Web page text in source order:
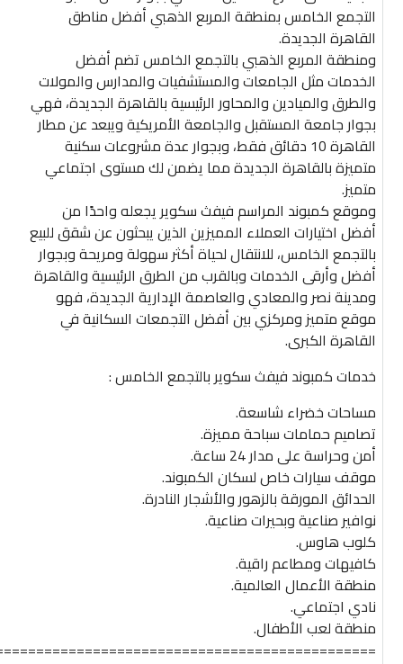
التجمع الخامس بمنطقة المربع الذهبي أفضل مناطق
القاهرة الجديدة.
ومنطقة المربع الذهبي بالتجمع الخامس تضم أفضل
الخدمات مثل الجامعات والمستشفيات والمدارس والمولات
والطرق والميادين والمحاور الرئيسية بالقاهرة الجديدة، فهي
بجوار جامعة المستقبل والجامعة الأمريكية ويبعد عن مطار
القاهرة 10 دقائق فقط، وبجوار عدة مشروعات سكنية
متميزة بالقاهرة الجديدة مما يضمن لك مستوى اجتماعي
متميز.
وموقع كمبوند المراسم فيفث سكوير يجعله واحدًا من
أفضل اختيارات العملاء المميزين الذين يبحثون عن شقق للبيع
بالتجمع الخامس، للانتقال لحياة أكثر سهولة ومريحة وبجوار
أفضل وأرقى الخدمات وبالقرب من الطرق الرئيسية والقاهرة
ومدينة نصر والمعادي والعاصمة الإدارية الجديدة، فهو
موقع متميز ومركزي بين أفضل التجمعات السكانية في
القاهرة الكبرى.
خدمات كمبوند فيفث سكوير بالتجمع الخامس :
مساحات خضراء شاسعة.
تصاميم حمامات سباحة مميزة.
أمن وحراسة على مدار 24 ساعة.
موقف سيارات خاص لسكان الكمبوند.
الحدائق المورقة بالزهور والأشجار النادرة.
نوافير صناعية وبحيرات صناعية.
كلوب هاوس.
كافيهات ومطاعم راقية.
منطقة الأعمال العالمية.
نادي اجتماعي.
منطقة لعب الأطفال.
=================================================